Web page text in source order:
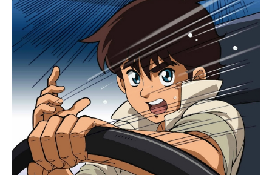
れ：能登麻美子アパチャイ・ホパチ
ャイ：石丸博也馬剣星：二又一成岬
越寺秋雨：小杉十郎太スタッフ原
作：松江名俊（小学館「週刊少年サ
ンデー」連載中）監督：亀垣一シリ
ーズ構成・脚本：菅良幸キャラクタ
ーデザイン：須藤昌朋 山中純子美
術監督：坂本信人色彩設計：海鋒重
信音響監督：田中章喜アニメーショ
ン制作：トムス・エンタテインメン
ト主題歌OP1：「BeStrong」矢住夏
菜OP2：「ヤッホー」DIVA×DIVA
（森川美...